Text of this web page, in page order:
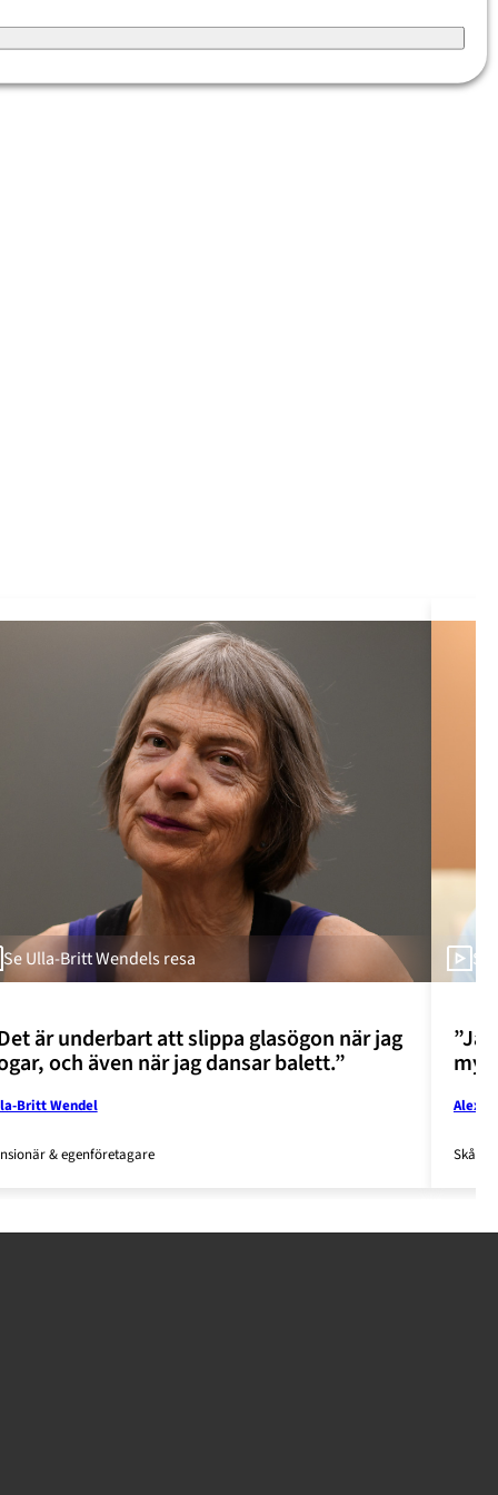
Se Ulla-Britt Wendels resa
är underbart att slippa glasögon när jag
och även när jag dansar balett.”
Britt Wendel
& egenföretagare
Se